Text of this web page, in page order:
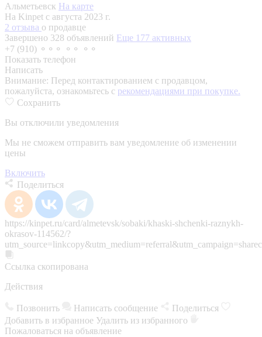
Альметьевск На карте
На Kinpet c августа 2023 г.
2 отзыва о продавце
Завершено 328 объявлений Еще 177 активных
+7 (910) ⚬⚬⚬ ⚬⚬ ⚬⚬
Показать телефон
Написать
Внимание: Перед контактированием с продавцом,
пожалуйста, ознакомьтесь с рекомендациями при покупке.
Сохранить
Вы отключили уведомления
Мы не сможем отправить вам уведомление об изменении
цены
Включить
Поделиться
https://kinpet.ru/card/almetevsk/sobaki/khaski-shchenki-raznykh-
okrasov-114562/?
Ссылка скопирована
Действия
Позвонить Написать сообщение
Поделиться
Добавить в избранное Удалить из избранного
Пожаловаться на объявление